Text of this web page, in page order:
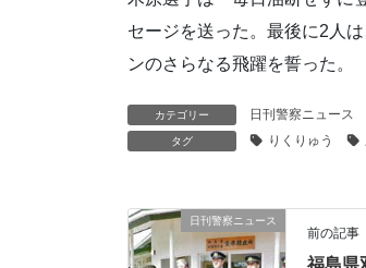
セージを送った。最後に2人
ンのさらなる飛躍を誓った。
カテゴリー 日刊警察ニュース
タグ りくりゅう
日刊警察ニュース
前の記事
福島県